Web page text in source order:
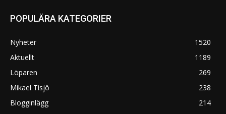
POPULÄRA KATEGORIER
Nyheter
1520
Aktuellt
1189
Löparen
269
Mikael Tisjö
238
Blogginlägg
214